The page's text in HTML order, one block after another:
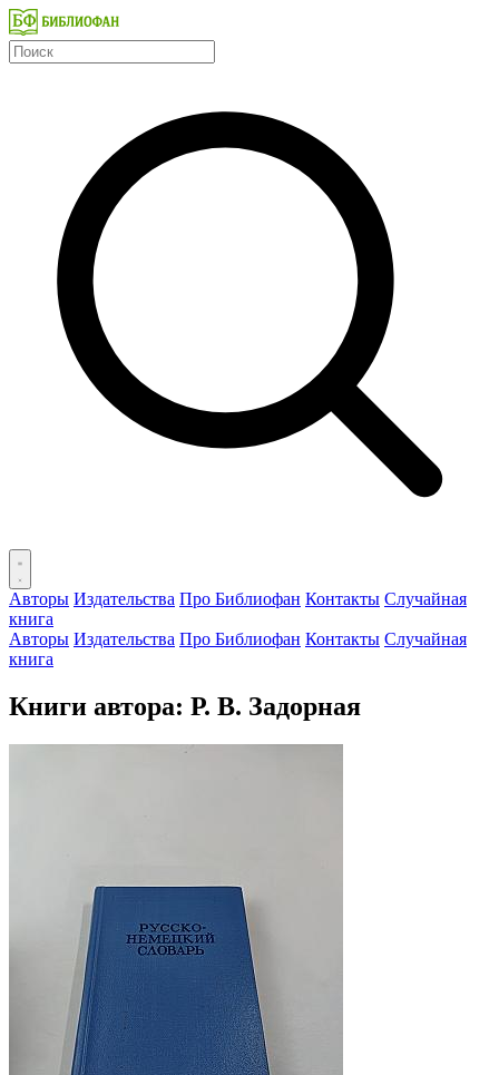
Авторы Издательства Про Библиофан Контакты Случайная
книга
Авторы Издательства Про Библиофан Контакты Случайная
книга
Книги автора: Р. В. Задорная